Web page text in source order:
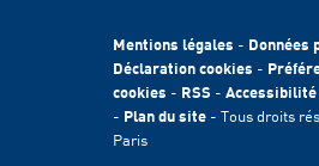
Egalité des chances
Fondation HEC
International
Durabilité
Témoignages
Mentions légales - Données
Déclaration cookies -
cookies - RSS - Accessibilité
- Plan du site - Tous droits
Paris